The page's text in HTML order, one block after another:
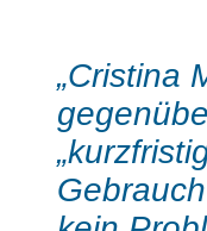
„Cristina